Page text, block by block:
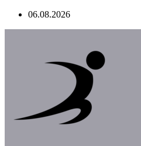
Перейти06.08.2026